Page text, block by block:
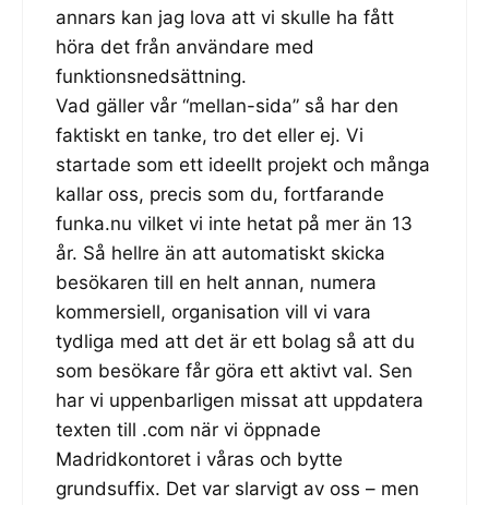
annars kan jag lova att vi skulle ha fått
höra det från användare med
funktionsnedsättning.
Vad gäller vår “mellan-sida” så har den
faktiskt en tanke, tro det eller ej. Vi
startade som ett ideellt projekt och många
kallar oss, precis som du, fortfarande
funka.nu vilket vi inte hetat på mer än 13
år. Så hellre än att automatiskt skicka
besökaren till en helt annan, numera
kommersiell, organisation vill vi vara
tydliga med att det är ett bolag så att du
som besökare får göra ett aktivt val. Sen
har vi uppenbarligen missat att uppdatera
texten till .com när vi öppnade
Madridkontoret i våras och bytte
grundsuffix. Det var slarvigt av oss – men